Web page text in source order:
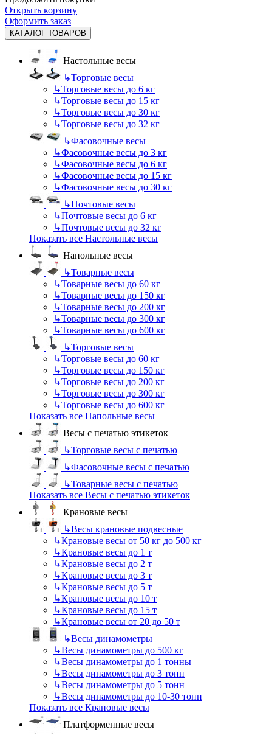
Открыть корзину
Оформить заказ
КАТАЛОГ ТОВАРОВ
Настольные весы
↳Торговые весы
↳Торговые весы до 6 кг
↳Торговые весы до 15 кг
↳Торговые весы до 30 кг
↳Торговые весы до 32 кг
↳Фасовочные весы
↳Фасовочные весы до 3 кг
↳Фасовочные весы до 6 кг
↳Фасовочные весы до 15 кг
↳Фасовочные весы до 30 кг
↳Почтовые весы
↳Почтовые весы до 6 кг
↳Почтовые весы до 32 кг
Показать все Настольные весы
Напольные весы
↳Товарные весы
↳Товарные весы до 60 кг
↳Товарные весы до 150 кг
↳Товарные весы до 200 кг
↳Товарные весы до 300 кг
↳Товарные весы до 600 кг
↳Торговые весы
↳Торговые весы до 60 кг
↳Торговые весы до 150 кг
↳Торговые весы до 200 кг
↳Торговые весы до 300 кг
↳Торговые весы до 600 кг
Показать все Напольные весы
Весы с печатью этикеток
↳Торговые весы с печатью
↳Фасовочные весы с печатью
↳Товарные весы с печатью
Показать все Весы с печатью этикеток
Крановые весы
↳Весы крановые подвесные
↳Крановые весы от 50 кг до 500 кг
↳Крановые весы до 1 т
↳Крановые весы до 2 т
↳Крановые весы до 3 т
↳Крановые весы до 5 т
↳Крановые весы до 10 т
↳Крановые весы до 15 т
↳Крановые весы от 20 до 50 т
↳Весы динамометры
↳Весы динамометры до 500 кг
↳Весы динамометры до 1 тонны
↳Весы динамометры до 3 тонн
↳Весы динамометры до 5 тонн
↳Весы динамометры до 10-30 тонн
Показать все Крановые весы
Платформенные весы